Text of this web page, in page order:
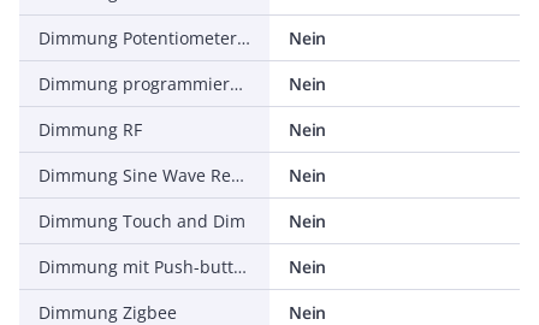
Dimmung Potentiometer (geräteintegriert)
Nein
Dimmung programmierbar
Nein
Dimmung RF
Nein
Dimmung Sine Wave Reduction
Nein
Dimmung Touch and Dim
Nein
Dimmung mit Push-button
Nein
Dimmung Zigbee
Nein